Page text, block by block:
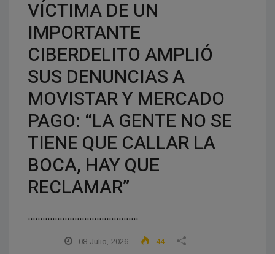
VÍCTIMA DE UN
IMPORTANTE
CIBERDELITO AMPLIÓ
SUS DENUNCIAS A
MOVISTAR Y MERCADO
PAGO: “LA GENTE NO SE
TIENE QUE CALLAR LA
BOCA, HAY QUE
RECLAMAR”
.............................................
08 Julio, 2026 44